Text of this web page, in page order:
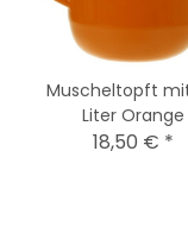
Muscheltopft
Liter Orange
18,50 € *